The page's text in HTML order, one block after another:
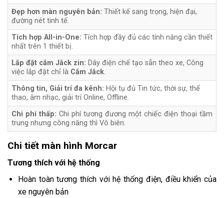
Đẹp hơn màn nguyên bản: Thiết kế sang trọng, hiện đại,
đường nét tinh tế.
Tích hợp All-in-One: Tích hợp đầy đủ các tính năng cần thiết
nhất trên 1 thiết bị.
Lắp đặt cắm Jắck zin: Dây điện chế tạo sẵn theo xe, Công
việc lắp đặt chỉ là Cắm Jắck.
Thông tin, Giải trí đa kênh: Hội tụ đủ Tin tức, thời sự, thể
thao, âm nhạc, giải trí Online, Offline.
Chi phí thấp: Chi phí tương đương một chiếc điện thoại tầm
trung nhưng công năng thì Vô biên.
Chi tiết màn hình Morcar
Tương thích với hệ thống
Hoàn toàn tương thích với hệ thống điện, điều khiển của
xe nguyên bản